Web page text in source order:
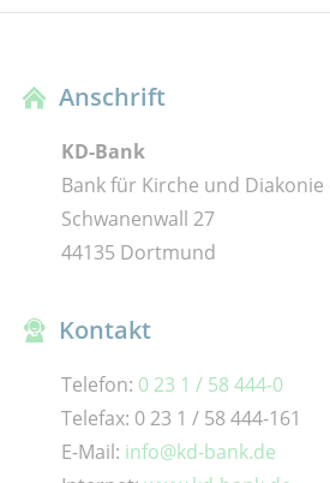
Anschrift
KD-Bank
Bank für Kirche und Diakonie
Schwanenwall 27
44135 Dortmund
Kontakt
Telefon: 0 23 1 / 58 444-0
Telefax: 0 23 1 / 58 444-161
E-Mail: info@kd-bank.de